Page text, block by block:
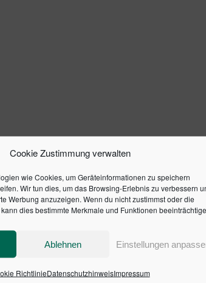
Cookie Zustimmung verwalten
wie Cookies, um Geräteinformationen zu speichern
Wir tun dies, um das Browsing-Erlebnis zu verbessern
Werbung anzuzeigen. Wenn du nicht zustimmst oder die
dies bestimmte Merkmale und Funktionen
Ablehnen Einstellungen
RichtlinieDatenschutzhinweisImpressum